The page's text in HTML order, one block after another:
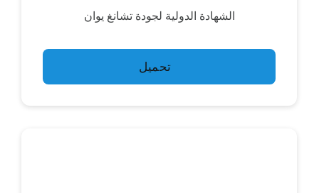
الشهادة الدولية لجودة تشانغ يوان
تحميل